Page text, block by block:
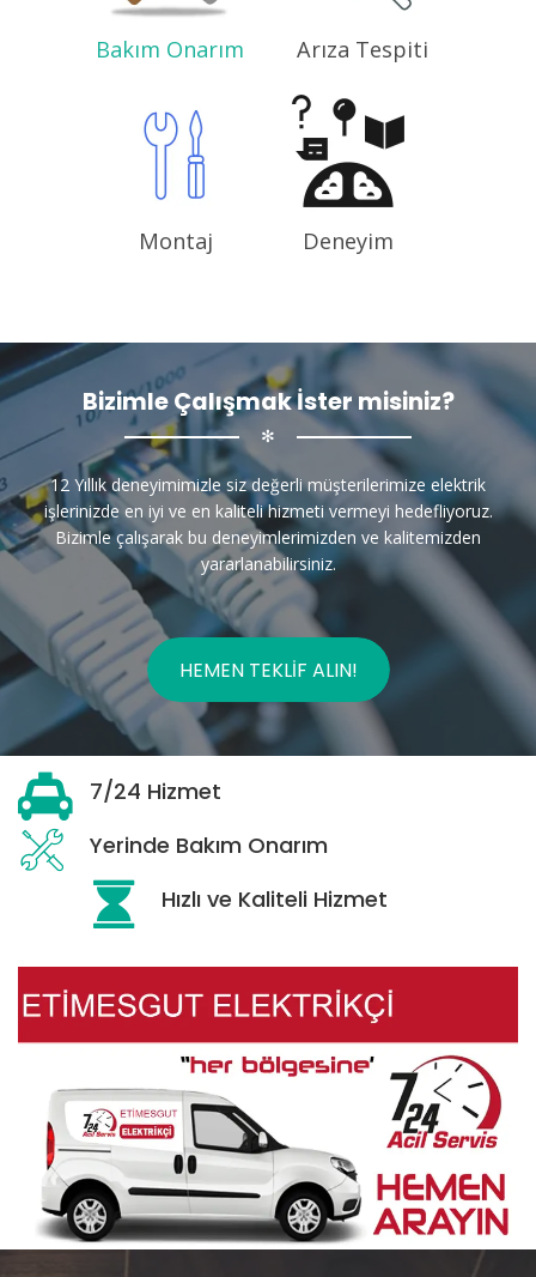
Bakım Onarım Arıza Tespiti
Montaj Deneyim
Bizimle Çalışmak İster misiniz?
✻
12 Yıllık deneyimimizle siz değerli müşterilerimize elektrik
işlerinizde en iyi ve en kaliteli hizmeti vermeyi hedefliyoruz.
Bizimle çalışarak bu deneyimlerimizden ve kalitemizden
yararlanabilirsiniz.
HEMEN TEKLIF ALIN!
7/24 Hizmet
Yerinde Bakım Onarım
Hızlı ve Kaliteli Hizmet